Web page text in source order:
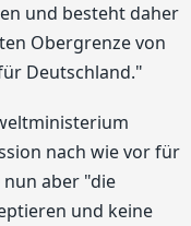
und besteht daher
Obergrenze von
Deutschland."
nach wie vor für
aber "die
und keine